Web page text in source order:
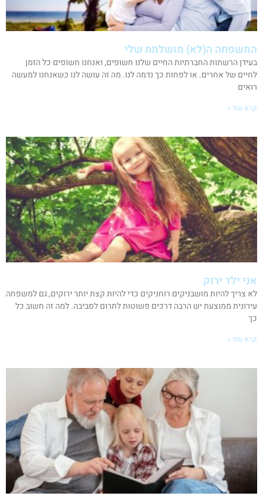
המשפחה ה(לא) מושלמת שלי
בעידן הרשתות החברתיות החיים שלנו חשופים, ואנחנו חשופים כל הזמן
לחיים של אחרים. או לפחות כך נדמה לנו. מה זה עושה לנו כשאנחנו למעשה
רואים
קרא עוד »
אני ילד ירוק
לא צריך להיות מושבניקים רוחניקים כדי להיות קצת יותר ירוקים, גם למשפחה
עירונית ממוצעת יש הרבה דרכים פשוטות לתרום לסביבה. למה זה חשוב כל
כך
קרא עוד »